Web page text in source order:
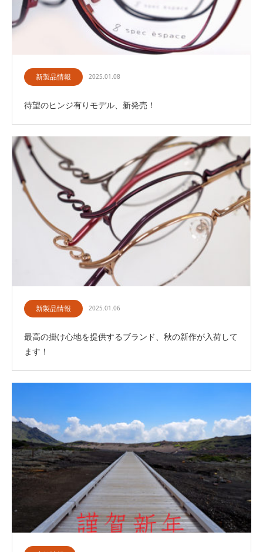
新製品情報 2025.01.08
待望のヒンジ有りモデル、新発売！
新製品情報 2025.01.06
最高の掛け心地を提供するブランド、秋の新作が入荷して
ます！